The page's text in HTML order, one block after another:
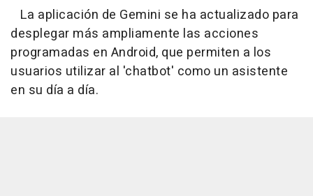
La aplicación de Gemini se ha actualizado para
desplegar más ampliamente las acciones
programadas en Android, que permiten a los
usuarios utilizar al 'chatbot' como un asistente
en su día a día.